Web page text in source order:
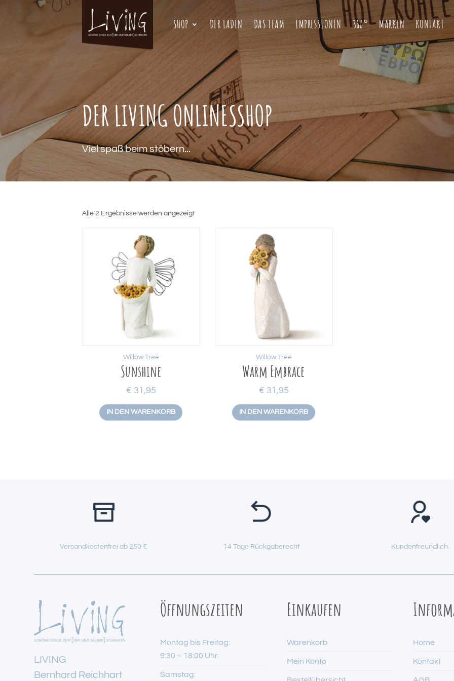
SHOP DER LADEN DAS TEAM IMPRESSIONEN 360° MARKEN KONTAKT
DER LIVING ONLINESSHOP
Viel spaß beim stöbern...
Alle 2 Ergebnisse werden angezeigt
Sunshine
€ 31,95
IN DEN WARENKORB
Willow Tree
Warm Embrace
€ 31,95
IN DEN WARENKORB
Willow Tree
Versandkostenfrei ab 250 € 14 Tage Rückgaberecht Kundenfreundlich
LIVING
Bernhard Reichhart
Öffnungszeiten
Montag bis Freitag:
9:30 – 18:00 Uhr
Samstag:
Einkaufen
Warenkorb
Mein Konto
Home
Kontakt